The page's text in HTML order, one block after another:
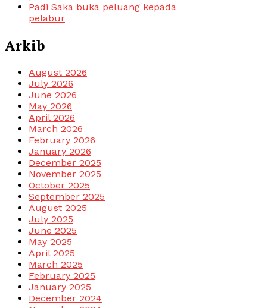
Padi Saka buka peluang kepada
pelabur
Arkib
August 2026
July 2026
June 2026
May 2026
April 2026
March 2026
February 2026
January 2026
December 2025
November 2025
October 2025
September 2025
August 2025
July 2025
June 2025
May 2025
April 2025
March 2025
February 2025
January 2025
December 2024